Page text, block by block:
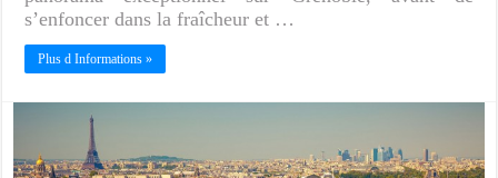
s’enfoncer dans la fraîcheur et …
Plus d Informations »